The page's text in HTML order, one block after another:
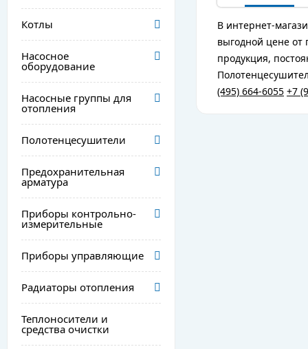
Котлы
Насосное
оборудование
Насосные группы для
отопления
Полотенцесушители
Предохранительная
арматура
Приборы контрольно-
измерительные
Приборы управляющие
Радиаторы отопления
Теплоносители и
средства очистки
В интернет-
выгодной цене от
продукция,
(495) 664-6055 +7